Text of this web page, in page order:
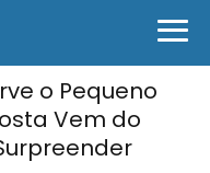
o Pequeno
Vem do